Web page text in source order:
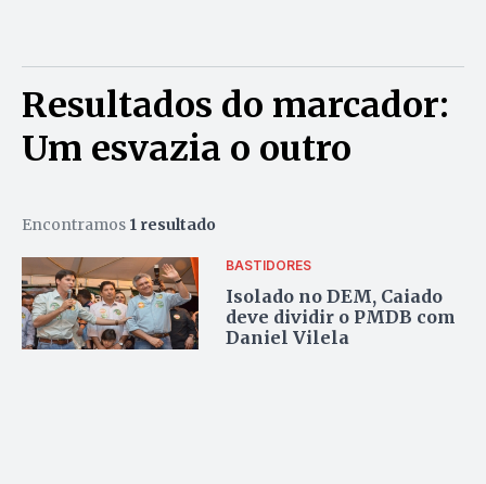
Resultados do marcador:
Um esvazia o outro
Encontramos 1 resultado
BASTIDORES
Isolado no DEM, Caiado
deve dividir o PMDB com
Daniel Vilela